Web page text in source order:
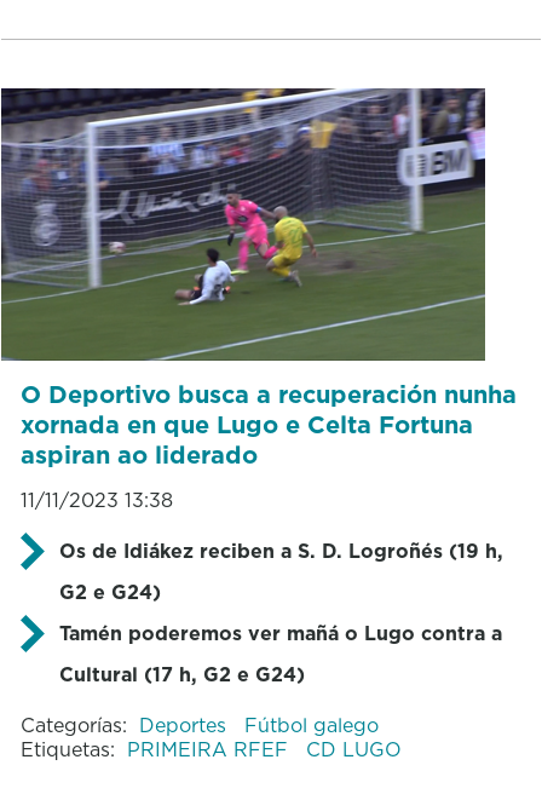
O Deportivo busca a recuperación nunha
xornada en que Lugo e Celta Fortuna
aspiran ao liderado
11/11/2023 13:38
Os de Idiákez reciben a S. D. Logroñés (19 h,
G2 e G24)
Tamén poderemos ver mañá o Lugo contra a
Cultural (17 h, G2 e G24)
Categorías: Deportes
Fútbol galego
Etiquetas: PRIMEIRA RFEF CD LUGO